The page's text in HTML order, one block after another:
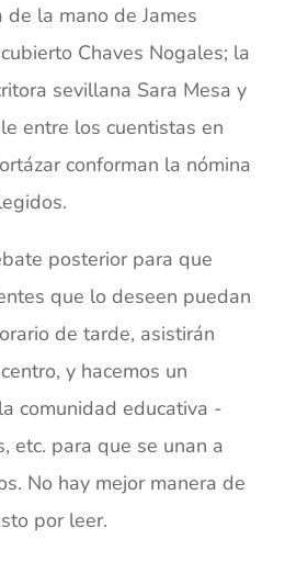
de la mano de James
Chaves Nogales; la
sevillana Sara Mesa y
entre los cuentistas en
conforman la nómina
posterior para que
que lo deseen puedan
de tarde, asistirán
y hacemos un
comunidad educativa -
etc. para que se unan a
No hay mejor manera de
por leer.